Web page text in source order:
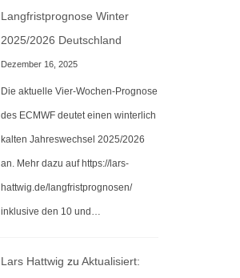
Langfristprognose Winter
2025/2026 Deutschland
Dezember 16, 2025
Die aktuelle Vier-Wochen-Prognose
des ECMWF deutet einen winterlich
kalten Jahreswechsel 2025/2026
an. Mehr dazu auf https://lars-
hattwig.de/langfristprognosen/
inklusive den 10 und…
Lars Hattwig zu Aktualisiert: